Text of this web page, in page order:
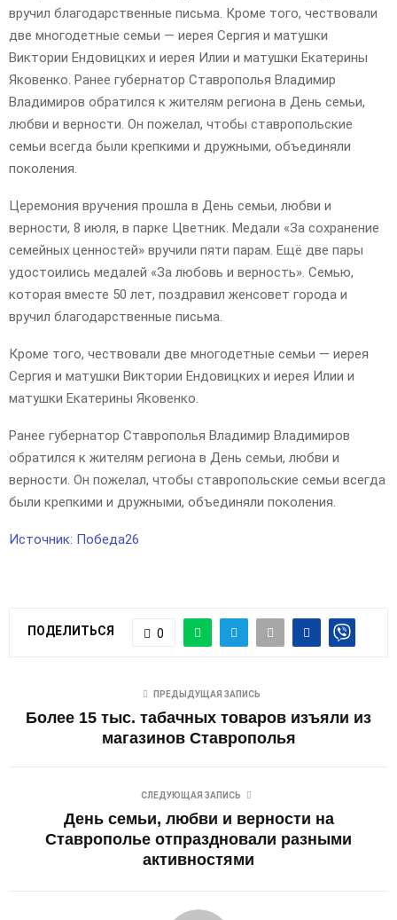
вручил благодарственные письма. Кроме того, чествовали
две многодетные семьи — иерея Сергия и матушки
Виктории Ендовицких и иерея Илии и матушки Екатерины
Яковенко. Ранее губернатор Ставрополья Владимир
Владимиров обратился к жителям региона в День семьи,
любви и верности. Он пожелал, чтобы ставропольские
семьи всегда были крепкими и дружными, объединяли
поколения.
Церемония вручения прошла в День семьи, любви и
верности, 8 июля, в парке Цветник. Медали «За сохранение
семейных ценностей» вручили пяти парам. Ещё две пары
удостоились медалей «За любовь и верность». Семью,
которая вместе 50 лет, поздравил женсовет города и
вручил благодарственные письма.
Кроме того, чествовали две многодетные семьи — иерея
Сергия и матушки Виктории Ендовицких и иерея Илии и
матушки Екатерины Яковенко.
Ранее губернатор Ставрополья Владимир Владимиров
обратился к жителям региона в День семьи, любви и
верности. Он пожелал, чтобы ставропольские семьи всегда
были крепкими и дружными, объединяли поколения.
Источник: Победа26
ПОДЕЛИТЬСЯ 0
ПРЕДЫДУЩАЯ ЗАПИСЬ
Более 15 тыс. табачных товаров изъяли из
магазинов Ставрополья
СЛЕДУЮЩАЯ ЗАПИСЬ
День семьи, любви и верности на
Ставрополье отпраздновали разными
активностями